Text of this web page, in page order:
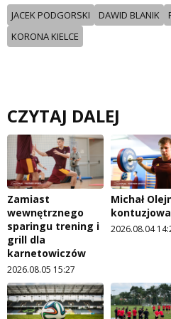
JACEK PODGORSKI DAWID BLANIK
KORONA KIELCE
CZYTAJ DALEJ
Zamiast
wewnętrznego
sparingu trening i
grill dla
karnetowiczów
2026.08.05 15:27
Michał
2026.08.04